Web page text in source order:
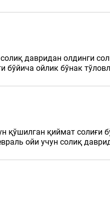
давридан олдинги
бўйича ойлик бўнак
қўшилган қиймат солиғи
ойи учун солиқ